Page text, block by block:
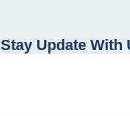
Stay Update With